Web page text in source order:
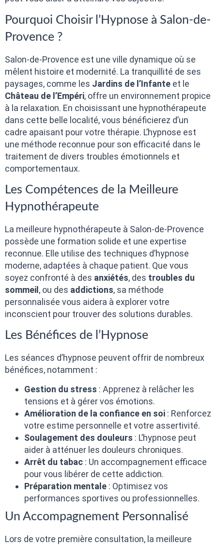
Pourquoi Choisir l’Hypnose à Salon-de-
Provence ?
Salon-de-Provence est une ville dynamique où se
mêlent histoire et modernité. La tranquillité de ses
paysages, comme les Jardins de l’Infante et le
Château de l’Empéri, offre un environnement propice
à la relaxation. En choisissant une hypnothérapeute
dans cette belle localité, vous bénéficierez d’un
cadre apaisant pour votre thérapie. L’hypnose est
une méthode reconnue pour son efficacité dans le
traitement de divers troubles émotionnels et
comportementaux.
Les Compétences de la Meilleure
Hypnothérapeute
La meilleure hypnothérapeute à Salon-de-Provence
possède une formation solide et une expertise
reconnue. Elle utilise des techniques d’hypnose
moderne, adaptées à chaque patient. Que vous
soyez confronté à des anxiétés, des troubles du
sommeil , ou des addictions, sa méthode
personnalisée vous aidera à explorer votre
inconscient pour trouver des solutions durables.
Les Bénéfices de l’Hypnose
Les séances d’hypnose peuvent offrir de nombreux
bénéfices, notamment :
Gestion du stress : Apprenez à relâcher les
tensions et à gérer vos émotions.
Amélioration de la confiance en soi : Renforcez
votre estime personnelle et votre assertivité.
Soulagement des douleurs : L’hypnose peut
aider à atténuer les douleurs chroniques.
Arrêt du tabac : Un accompagnement efficace
pour vous libérer de cette addiction.
Préparation mentale : Optimisez vos
performances sportives ou professionnelles.
Un Accompagnement Personnalisé
Lors de votre première consultation, la meilleure